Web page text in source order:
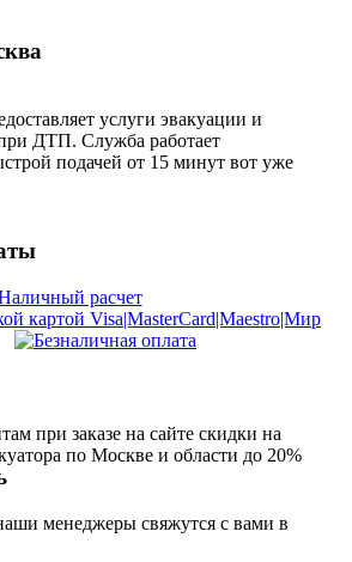
услуги эвакуации и
ДТП. Служба работает
подачей от 15 минут вот уже
при заказе на сайте скидки на
по Москве и области до 20%
менеджеры свяжутся с вами в